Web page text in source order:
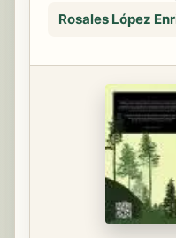
Rosales López